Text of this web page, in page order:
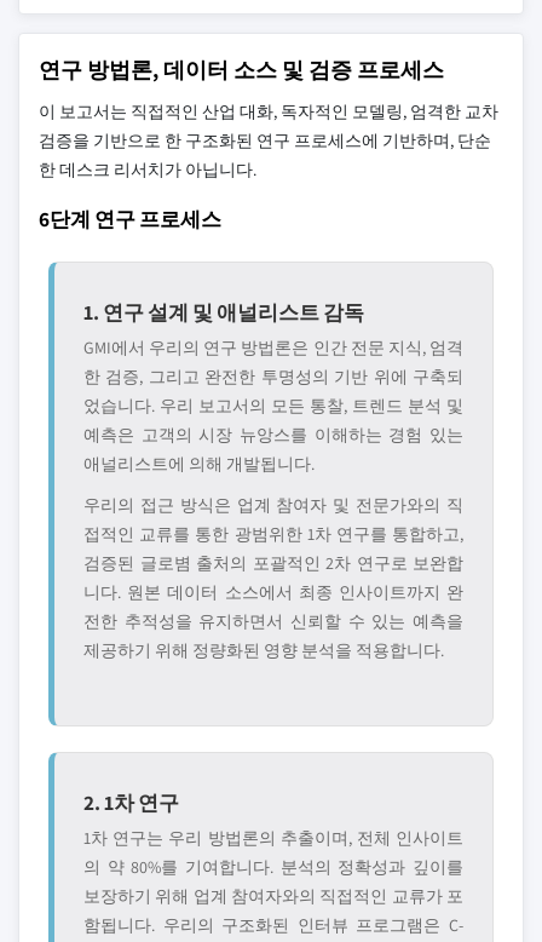
연구 방법론, 데이터 소스 및 검증 프로세스
이 보고서는 직접적인 산업 대화, 독자적인 모델링, 엄격한 교차
검증을 기반으로 한 구조화된 연구 프로세스에 기반하며, 단순
한 데스크 리서치가 아닙니다.
6단계 연구 프로세스
1. 연구 설계 및 애널리스트 감독
GMI에서 우리의 연구 방법론은 인간 전문 지식, 엄격
한 검증, 그리고 완전한 투명성의 기반 위에 구축되
었습니다. 우리 보고서의 모든 통찰, 트렌드 분석 및
예측은 고객의 시장 뉴앙스를 이해하는 경험 있는
애널리스트에 의해 개발됩니다.
우리의 접근 방식은 업계 참여자 및 전문가와의 직
접적인 교류를 통한 광범위한 1차 연구를 통합하고,
검증된 글로볌 출처의 포괄적인 2차 연구로 보완합
니다. 원본 데이터 소스에서 최종 인사이트까지 완
전한 추적성을 유지하면서 신뢰할 수 있는 예측을
제공하기 위해 정량화된 영향 분석을 적용합니다.
2. 1차 연구
1차 연구는 우리 방법론의 추출이며, 전체 인사이트
의 약 80%를 기여합니다. 분석의 정확성과 깊이를
보장하기 위해 업계 참여자와의 직접적인 교류가 포
함됩니다. 우리의 구조화된 인터뷰 프로그램은 C-